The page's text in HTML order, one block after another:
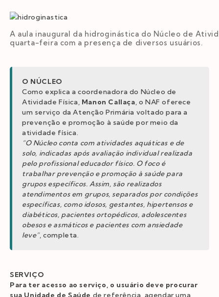
A aula inaugural da hidroginástica do Núcleo de
quarta-feira com a presença de diversos usuários.
O NÚCLEO
Como explica a coordenadora do Núcleo de
Atividade Física, Manon Callaça, o NAF oferece
um serviço da Atenção Primária voltado para a
prevenção e promoção à saúde por meio da
atividade física.
“O Núcleo conta com atividades aquáticas e de
solo, indicadas após avaliação individual realizada
pelo profissional educador físico. O foco é
trabalhar prevenção e promoção à saúde para
grupos específicos. Assim, são realizados
atendimentos em grupos, separados por condições
específicas, como idosos, gestantes, hipertensos e
diabéticos, pacientes ortopédicos, adolescentes
obesos e asmáticos e pacientes com ansiedade
leve”, completa.
SERVIÇO
Para ter acesso ao serviço, o usuário deve procurar
sua Unidade de Saúde de referência, agendar uma